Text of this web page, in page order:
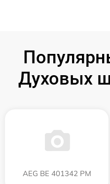
Духовых
AEG BE 401342 PM